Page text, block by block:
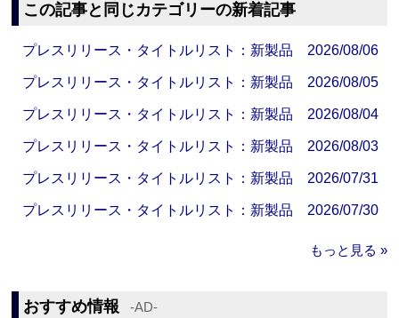
この記事と同じカテゴリーの新着記事
プレスリリース・タイトルリスト：新製品 2026/08/06
プレスリリース・タイトルリスト：新製品 2026/08/05
プレスリリース・タイトルリスト：新製品 2026/08/04
プレスリリース・タイトルリスト：新製品 2026/08/03
プレスリリース・タイトルリスト：新製品 2026/07/31
プレスリリース・タイトルリスト：新製品 2026/07/30
もっと見る »
おすすめ情報 ‐AD‐